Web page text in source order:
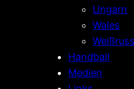
Ungarn
Wales
Handball
Medien